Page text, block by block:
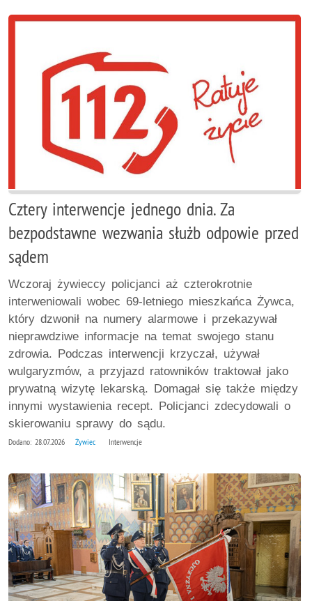
Cztery interwencje jednego dnia. Za
bezpodstawne wezwania służb odpowie przed
sądem
Wczoraj żywieccy policjanci aż czterokrotnie
interweniowali wobec 69-letniego mieszkańca Żywca,
który dzwonił na numery alarmowe i przekazywał
nieprawdziwe informacje na temat swojego stanu
zdrowia. Podczas interwencji krzyczał, używał
wulgaryzmów, a przyjazd ratowników traktował jako
prywatną wizytę lekarską. Domagał się także między
innymi wystawienia recept. Policjanci zdecydowali o
skierowaniu sprawy do sądu.
Dodano: 28.07.2026 Żywiec Interwencje